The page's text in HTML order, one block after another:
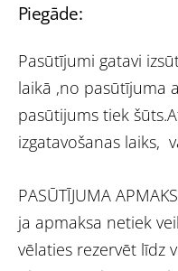
Piegāde:
Pasūtījumi gatavi
laikā ,no pasūtījuma
pasūtijums tiek
izgatavošanas laiks,
PASŪTĪJUMA
ja apmaksa netiek
vēlaties rezervēt līdz